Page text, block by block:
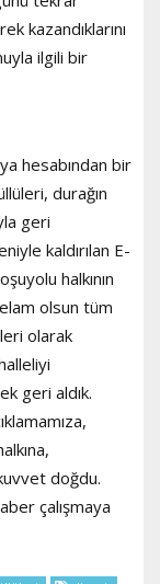
kazandıklarını
ilgili bir
hesabından bir
durağın
geri
kaldırılan E-
halkının
olsun tüm
olarak
geri aldık.
doğdu.
çalışmaya